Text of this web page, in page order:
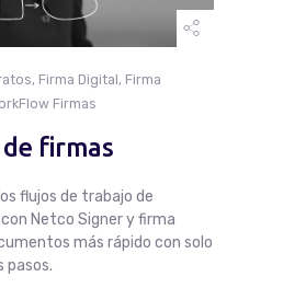
, Firma Digital , Firma
Firmas
firmas
flujos de trabajo de
Netco Signer y firma
más rápido con solo
pasos.